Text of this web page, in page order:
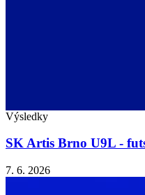
Výsledky
SK Artis Brno U9L -
7. 6. 2026